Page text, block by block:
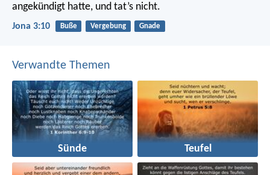
angekündigt hatte, und tat’s nicht.
Jona 3:10 Buße Vergebung Gnade
Verwandte Themen
Sünde Teufel